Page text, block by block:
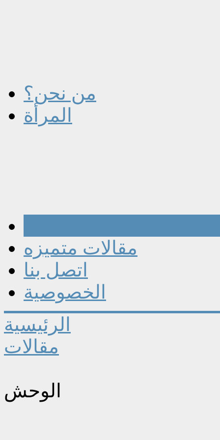
من نحن؟
المرأة
مقالات متميزه
اتصل بنا
الخصوصية
الرئيسية
مقالات
الوحش